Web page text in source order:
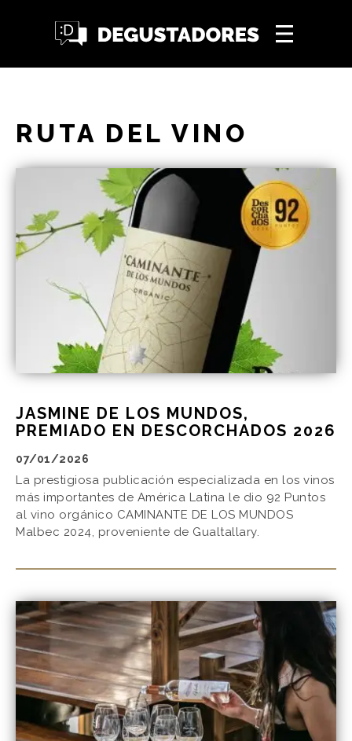
RUTA DEL VINO
JASMINE DE LOS MUNDOS,
PREMIADO EN DESCORCHADOS 2026
07/01/2026
La prestigiosa publicación especializada en los vinos
más importantes de América Latina le dio 92 Puntos
al vino orgánico CAMINANTE DE LOS MUNDOS
Malbec 2024, proveniente de Gualtallary.